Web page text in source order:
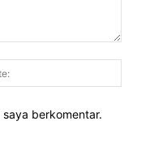
berkomentar.